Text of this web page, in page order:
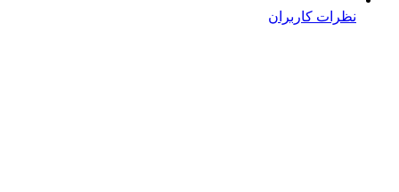
نظرات کاربران